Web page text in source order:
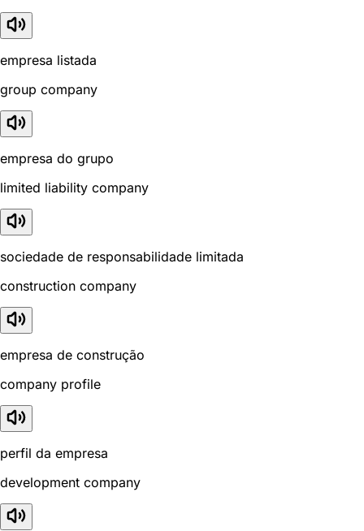
empresa listada
group company
empresa do grupo
limited liability company
sociedade de responsabilidade limitada
construction company
empresa de construção
company profile
perfil da empresa
development company